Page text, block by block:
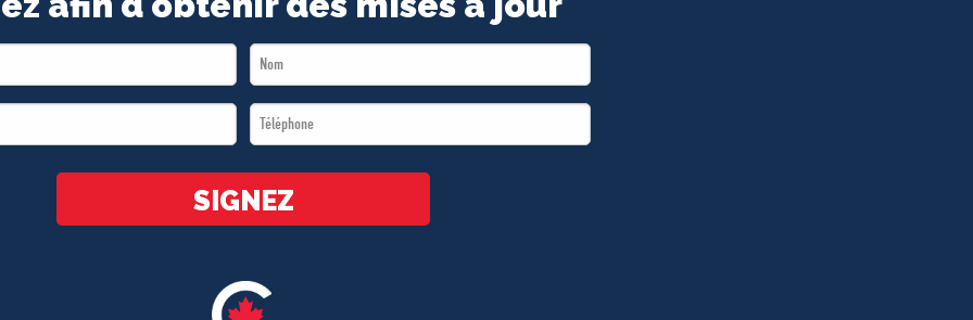
Last
Name
Téléphone
*
SIGNEZ